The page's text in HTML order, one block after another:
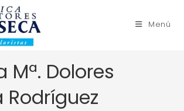
Menú
Mª. Dolores
Rodríguez